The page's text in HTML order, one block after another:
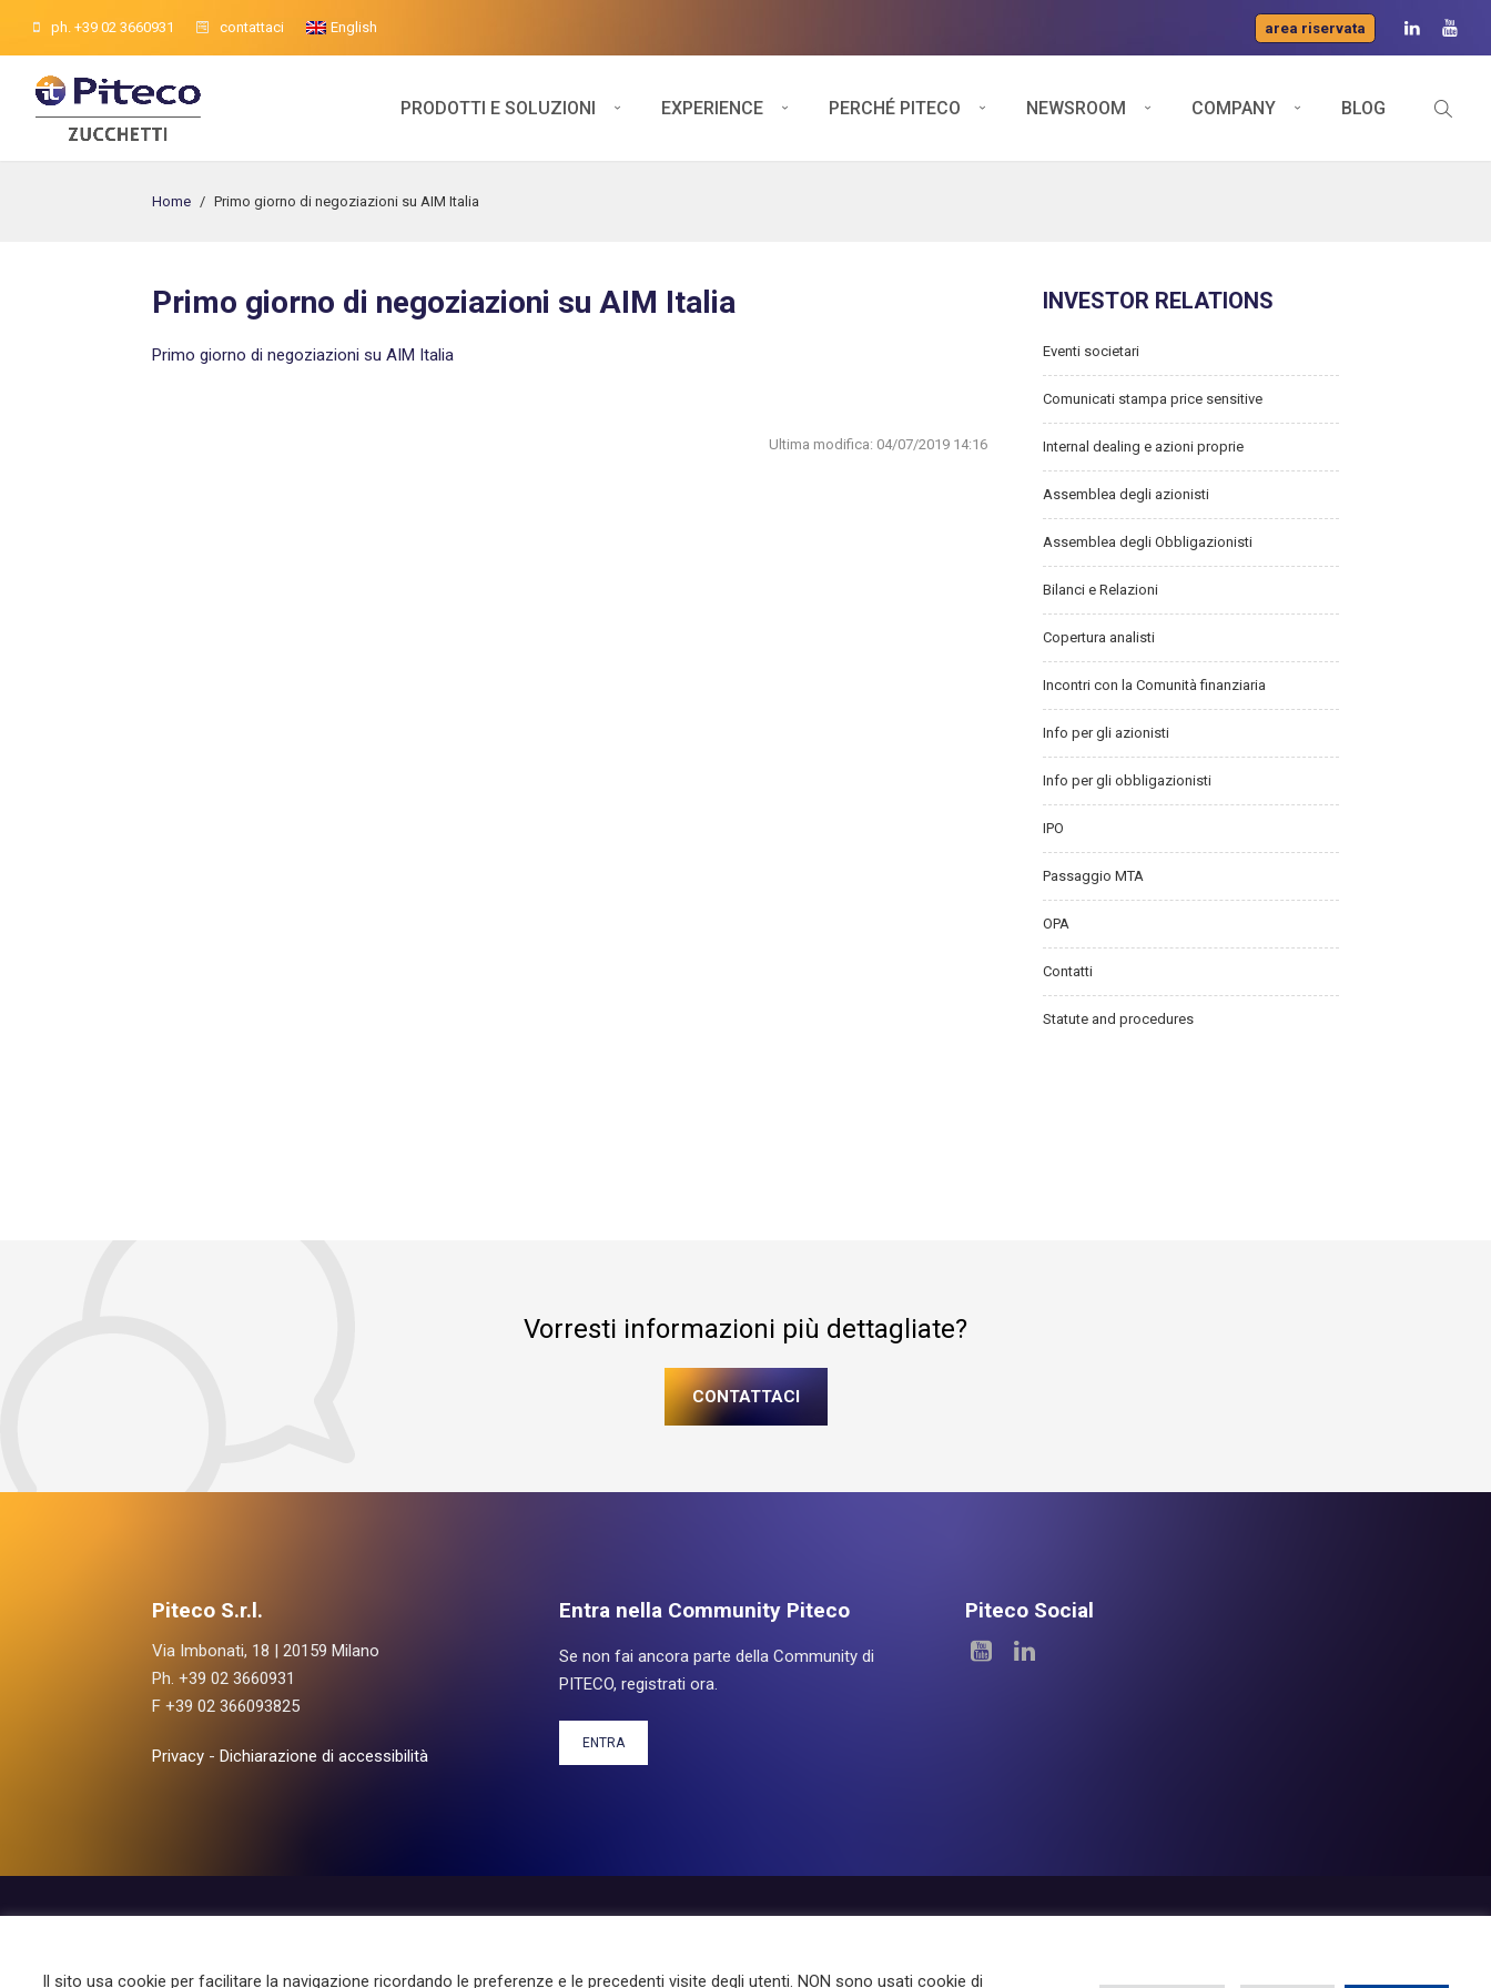
ph. +39 02 3660931 contattaci English area riservata
PRODOTTI E SOLUZIONI EXPERIENCE PERCHÉ PITECO NEWSROOM COMPANY BLOG
Home / Primo giorno di negoziazioni su AIM Italia
Primo giorno di negoziazioni su AIM Italia
Primo giorno di negoziazioni su AIM Italia
Ultima modifica: 04/07/2019 14:16
INVESTOR RELATIONS
Eventi societari
Comunicati stampa price sensitive
Internal dealing e azioni proprie
Assemblea degli azionisti
Assemblea degli Obbligazionisti
Bilanci e Relazioni
Copertura analisti
Incontri con la Comunità finanziaria
Info per gli azionisti
Info per gli obbligazionisti
IPO
Passaggio MTA
OPA
Contatti
Statute and procedures
Vorresti informazioni più dettagliate?
CONTATTACI
Piteco S.r.l.
Via Imbonati, 18 | 20159 Milano
Ph. +39 02 3660931
F +39 02 366093825
Privacy - Dichiarazione di accessibilità
Entra nella Community Piteco
Se non fai ancora parte della Community di
PITECO, registrati ora.
ENTRA
Piteco Social
Il sito usa cookie per facilitare la navigazione ricordando le preferenze e le precedenti visite degli utenti. NON sono usati cookie di